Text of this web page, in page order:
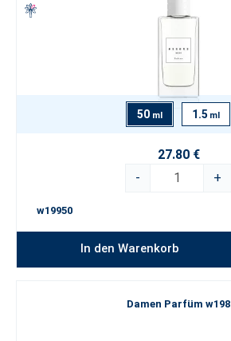
50 ml 1.5 ml
27.80 €
-
+
w19950
In den Warenkorb
Damen Parfüm w198